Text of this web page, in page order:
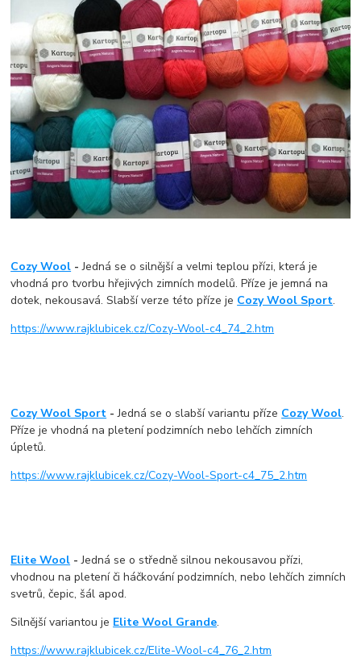
Cozy Wool -Jedná se o silnější a velmi teplou přízi, která je
vhodná pro tvorbu hřejivých zimních modelů. Příze je jemná na
dotek, nekousavá. Slabší verze této příze je Cozy Wool Sport.
https://www.rajklubicek.cz/Cozy-Wool-c4_74_2.htm
Cozy Wool Sport -Jedná se o slabší variantu příze Cozy Wool.
Příze je vhodná na pletení podzimních nebo lehčích zimních
úpletů.
https://www.rajklubicek.cz/Cozy-Wool-Sport-c4_75_2.htm
Elite Wool -Jedná se o středně silnou nekousavou přízi,
vhodnou na pletení či háčkování podzimních, nebo lehčích zimních
svetrů, čepic, šál apod.
Silnější variantou je Elite Wool Grande.
https://www.rajklubicek.cz/Elite-Wool-c4_76_2.htm